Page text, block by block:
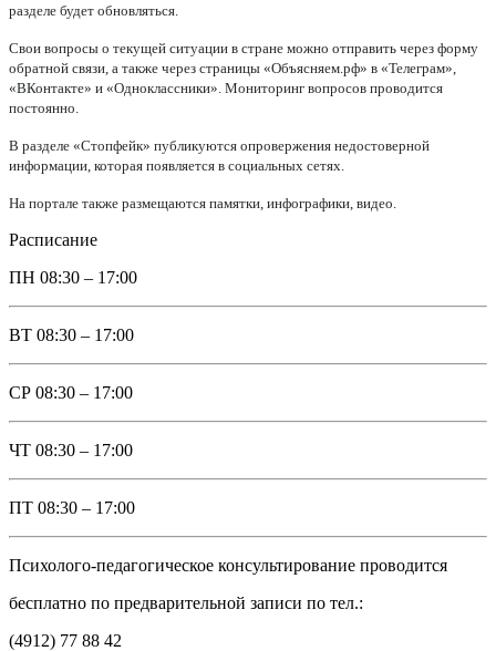
разделе будет обновляться.
Свои вопросы о текущей ситуации в стране можно отправить через форму
обратной связи, а также через страницы «Объясняем.рф» в «Телеграм»,
«ВКонтакте» и «Одноклассники». Мониторинг вопросов проводится
постоянно.
В разделе «Стопфейк» публикуются опровержения недостоверной
информации, которая появляется в социальных сетях.
На портале также размещаются памятки, инфографики, видео.
Расписание
ПН 08:30 – 17:00
ВТ 08:30 – 17:00
СР 08:30 – 17:00
ЧТ 08:30 – 17:00
ПТ 08:30 – 17:00
Психолого-педагогическое консультирование проводится
бесплатно по предварительной записи по тел.:
(4912) 77 88 42